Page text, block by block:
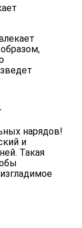
нарядов!
и
Такая